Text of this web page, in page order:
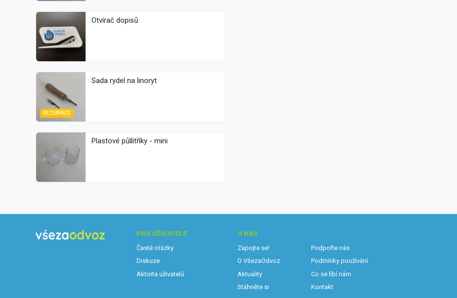
Otvírač dopisů
REZERVACE
Sada rydel na linoryt
Plastové půllitříky - mini
PRO UŽIVATELE
Časté otázky
Diskuze
Aktivita uživatelů
O NÁS
Zapojte se!
O VšezaOdvoz
Aktuality
Stáhněte si
Podpořte nás
Podmínky používání
Co se líbí nám
Kontakt